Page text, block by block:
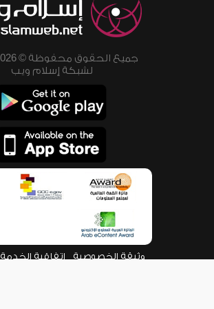
لشبكة إسلام ويب
وثيقة الخصوصية اتفاقية الخدمة